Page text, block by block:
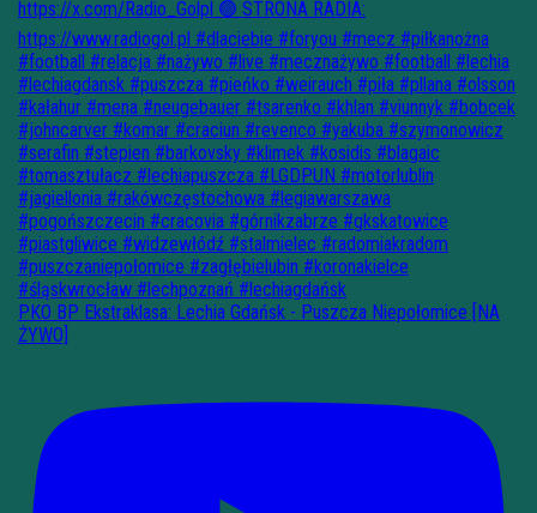
PKO BP Ekstraklasa: Lechia Gdańsk - Puszcza Niepołomice [NA
ŻYWO]